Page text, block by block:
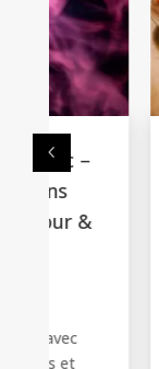
Les
1
Que
date
bon